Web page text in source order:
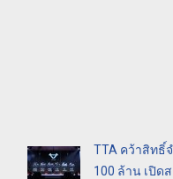
TTA คว้าสิทธิ์
100 ล้าน เปิด